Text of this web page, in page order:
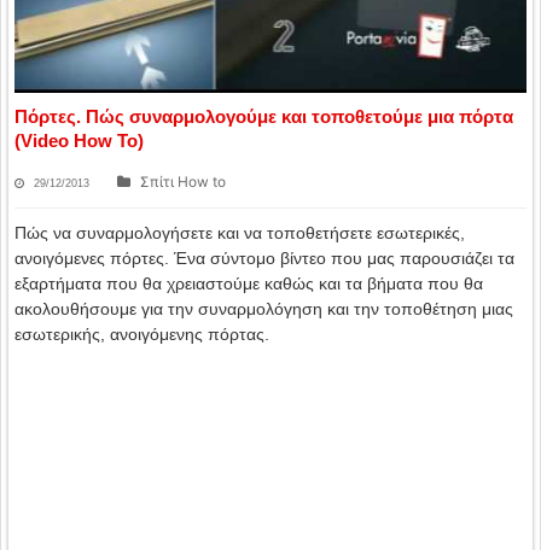
Πόρτες. Πώς συναρμολογούμε και τοποθετούμε μια πόρτα
(Video How To)
29/12/2013 Σπίτι How to
Πώς να συναρμολογήσετε και να τοποθετήσετε εσωτερικές
ανοιγόμενες πόρτες. Ένα σύντομο βίντεο που μας παρουσιάζει τα
εξαρτήματα που θα χρειαστούμε καθώς και τα βήματα που θα
ακολουθήσουμε για την συναρμολόγηση και την τοποθέτηση μιας
εσωτερικής, ανοιγόμενης πόρτας.